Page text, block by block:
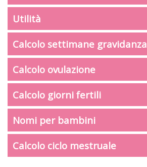
Utilità
Calcolo settimane gravidanza
Calcolo ovulazione
Calcolo giorni fertili
Nomi per bambini
Calcolo ciclo mestruale